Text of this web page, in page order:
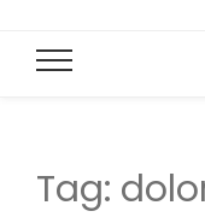
Tag: